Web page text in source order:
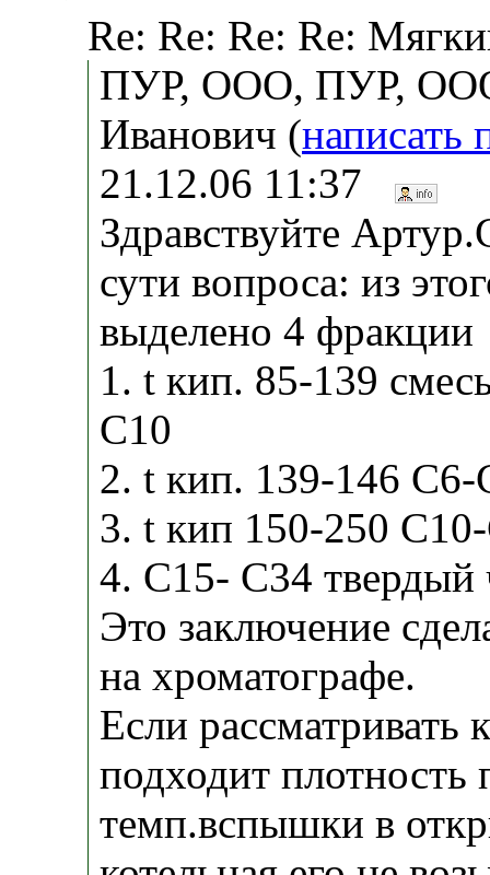
Re: Re: Re: Re:
ПУР, ООО, ПУР, ООО
Иванович (написать
21.12.06 11:37
Здравствуйте
сути вопроса: из
выделено 4 фракции
1. t кип. 85-139
С10
2. t кип. 139-146 С6-
3. t кип 150-250
4. С15- С34 твердый
Это заключение
на хроматографе.
Если рассматривать
подходит плотность
темп.вспышки в